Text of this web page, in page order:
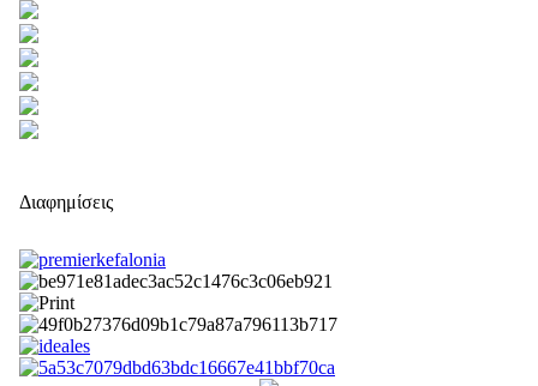
Διαφημίσεις